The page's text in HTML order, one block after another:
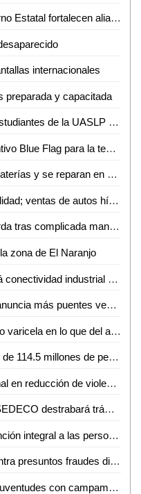
Empresarios huastecos y Gobierno Estatal fortalecen alianza para atraer inversiones
internacionales
preparada y capacitada
Innovación con impacto social: estudiantes de la UASLP crean plataforma para digitalizar servicios
Playa Miramar mantiene el Distintivo Blue Flag para la temporada 2026-2027
Fallas en parquímetros son por baterías y se reparan en menos de una hora: Gabriel Castañeda
SLP acelera hacia la electromovilidad; ventas de autos híbridos y eléctricos crecen 59%
Camión de la basura impacta barda tras complicada maniobra en Villas del Carmen
zona de El Naranjo
La nueva vía alterna sur generará conectividad industrial en SLP
El gobernador Ricardo Gallardo anuncia más puentes vehiculares para la zona metropolitana
Más de mil potosinos ha padecido varicela en lo que del año
Gobierno del estado destinó más de 114.5 millones de pesos en créditos durante junio
San Luis Potosí, referente nacional en reducción de violencia
¡Menos burocracia para Valles! SEDECO destrabará trámites para empresarios
Mantiene gobierno municipal atención integral a las personas adultas mayores durante junio
SSPC fortalece la prevención contra presuntos fraudes digitales
SSPC impulsa desarrollo de las juventudes con campamento de verano 2026